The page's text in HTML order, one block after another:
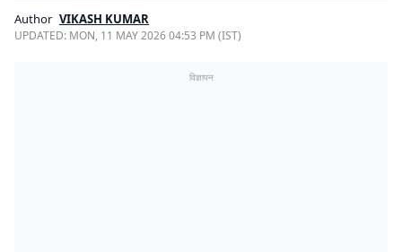
Author VIKASH KUMAR
UPDATED: MON, 11 MAY 2026 04:53 PM (IST)
विज्ञापन